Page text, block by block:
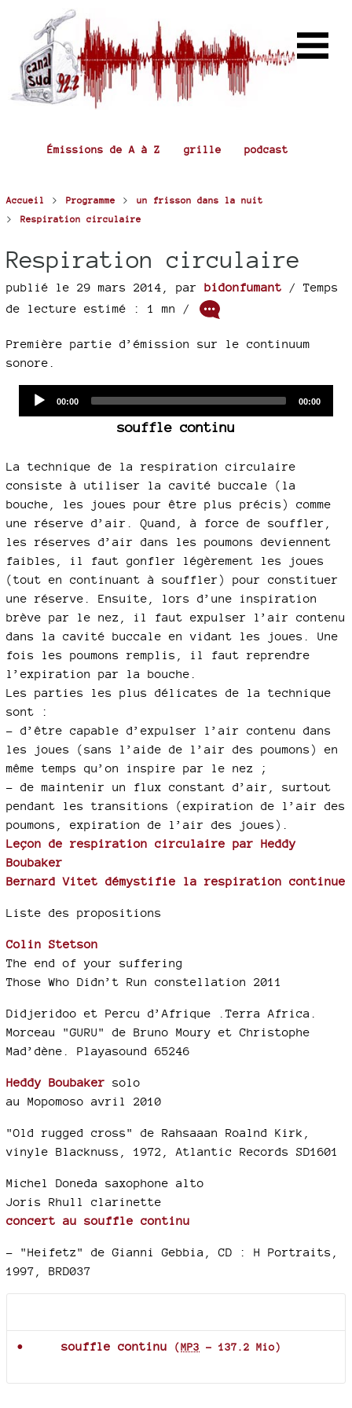
Émissions de A à Z grille podcast
Accueil > Programme > un frisson dans la nuit
> Respiration circulaire
Respiration circulaire
publié le 29 mars 2014 par bidonfumant / Temps
de lecture estimé : 1 mn /
Première partie d’émission sur le continuum
sonore.
Current
00:00
Total
00:00
souffle continu
La technique de la respiration circulaire
consiste à utiliser la cavité buccale (la
bouche, les joues pour être plus précis) comme
une réserve d’air. Quand, à force de souffler,
les réserves d’air dans les poumons deviennent
faibles, il faut gonfler légèrement les joues
(tout en continuant à souffler) pour constituer
une réserve. Ensuite, lors d’une inspiration
brève par le nez, il faut expulser l’air contenu
dans la cavité buccale en vidant les joues. Une
fois les poumons remplis, il faut reprendre
l’expiration par la bouche.
Les parties les plus délicates de la technique
sont :
– d’être capable d’expulser l’air contenu dans
les joues (sans l’aide de l’air des poumons) en
même temps qu’on inspire par le nez ;
– de maintenir un flux constant d’air, surtout
pendant les transitions (expiration de l’air des
poumons, expiration de l’air des joues).
Leçon de respiration circulaire par Heddy
Boubaker
Bernard Vitet démystifie la respiration continue
Liste des propositions
Colin Stetson
The end of your suffering
Those Who Didn’t Run constellation 2011
Didjeridoo et Percu d’Afrique .Terra Africa.
Morceau "GURU" de Bruno Moury et Christophe
Mad’dène. Playasound 65246
Heddy Boubaker solo
au Mopomoso avril 2010
"Old rugged cross" de Rahsaaan Roalnd Kirk,
vinyle Blacknuss, 1972, Atlantic Records SD1601
Michel Doneda saxophone alto
Joris Rhull clarinette
concert au souffle continu
– "Heifetz" de Gianni Gebbia, CD : H Portraits,
1997, BRD037
souffle continu (MP3 - 137.2 Mio)